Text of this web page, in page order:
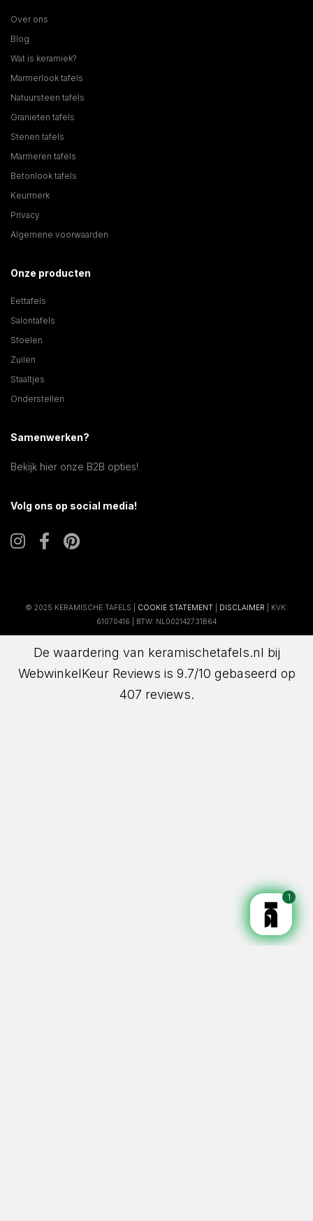
Over ons
Blog
Wat is keramiek?
Marmerlook tafels
Natuursteen tafels
Granieten tafels
Stenen tafels
Marmeren tafels
Betonlook tafels
Keurmerk
Privacy
Algemene voorwaarden
Onze producten
Eettafels
Salontafels
Stoelen
Zuilen
Staaltjes
Onderstellen
Samenwerken?
Bekijk hier onze B2B opties!
Volg ons op social media!
© 2025 KERAMISCHE TAFELS | COOKIE STATEMENT DISCLAIMER | KVK:
61070416 | BTW: NL002142731B64
De waardering van keramischetafels.nl bij
WebwinkelKeur Reviews is 9.7/10 gebaseerd op
407 reviews.
1